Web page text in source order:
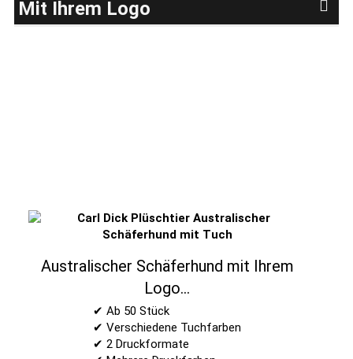
Mit Ihrem Logo
Australischer Schäferhund mit Ihrem
Logo...
✔ Ab 50 Stück
✔ Verschiedene Tuchfarben
✔ 2 Druckformate